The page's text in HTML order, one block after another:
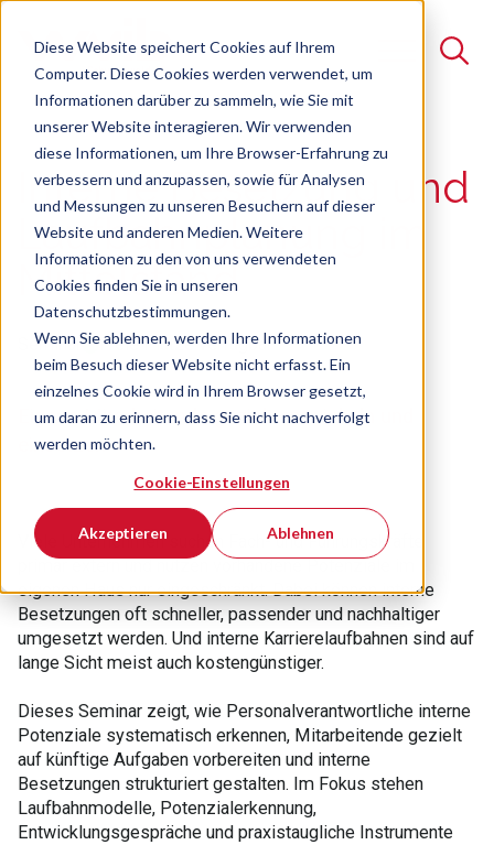
Diese Website speichert Cookies auf Ihrem
Computer. Diese Cookies werden verwendet, um
Informationen darüber zu sammeln, wie Sie mit
unserer Website interagieren. Wir verwenden
diese Informationen, um Ihre Browser-Erfahrung zu
verbessern und anzupassen, sowie für Analysen
und Messungen zu unseren Besuchern auf dieser
Website und anderen Medien. Weitere
Informationen zu den von uns verwendeten
Cookies finden Sie in unseren
Datenschutzbestimmungen.
Wenn Sie ablehnen, werden Ihre Informationen
beim Besuch dieser Website nicht erfasst. Ein
einzelnes Cookie wird in Ihrem Browser gesetzt,
um daran zu erinnern, dass Sie nicht nachverfolgt
werden möchten.
Cookie-Einstellungen
Akzeptieren Ablehnen
Suche
Es gibt keine Vorschläge, da das Suchfeld leer ist.
Interne Besetzung und
Laufbahnplanung im
Mittelstand
Seminar Freie Plätze verfügbar
Eigene Mitarbeitende gezielt entwickeln und
einsetzen
Viele Unternehmen suchen Fach- und Führungskräfte
eigenen Haus nur eingeschränkt. Dabei können interne
Besetzungen oft schneller, passender und nachhaltiger
umgesetzt werden. Und interne Karrierelaufbahnen sind auf
lange Sicht meist auch kostengünstiger.
Dieses Seminar zeigt, wie Personalverantwortliche interne
Potenziale systematisch erkennen, Mitarbeitende gezielt
auf künftige Aufgaben vorbereiten und interne
Besetzungen strukturiert gestalten. Im Fokus stehen
Laufbahnmodelle, Potenzialerkennung,
Entwicklungsgespräche und praxistaugliche Instrumente